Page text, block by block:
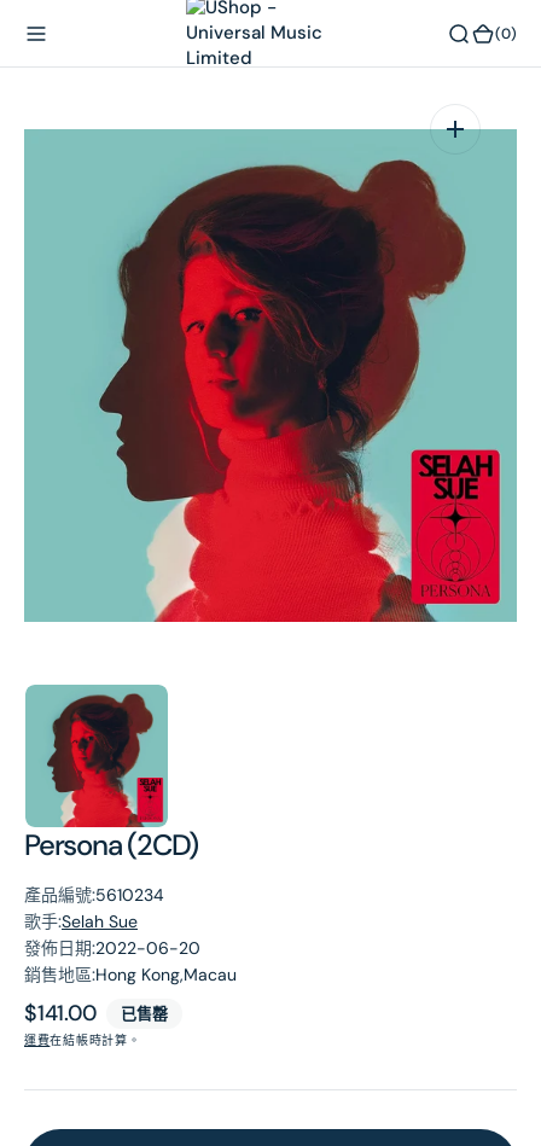
(0)
Persona (2CD)
產品編號:5610234
歌手:Selah Sue
發佈日期:2022-06-20
銷售地區:Hong Kong,Macau
原
價
$141.00 已售罄
運費在結帳時計算。
相
簿
中
張